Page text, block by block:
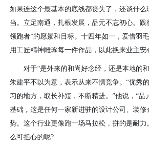
如果连这个最基本的底线都丧失了，还谈什么
当。立足南通，扎根发展，品元不忘初心。践
领跑者”的愿景和目标。十四年如一，爱惜羽
用工匠精神雕琢每一件作品，以此换来业主安
对于“是外来的和尚好念经，还是本地的
朱建平不以为意，表示从来不惧竞争。“优秀
习的地方，取长补短，不断精进。”他说，“品
基础，这是任何一家新进驻的设计公司、装修
势。这个行业更像跑一场马拉松，拼的是耐
么可担心的呢?